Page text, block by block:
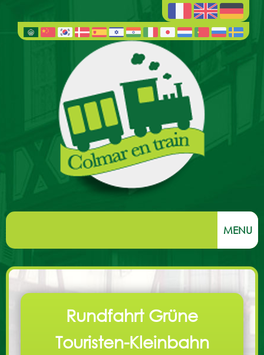
MENU
Willkommen
Neues
Präsentation
Rundfahrt
Rundfahrt Grüne
Touristen-Kleinbahn